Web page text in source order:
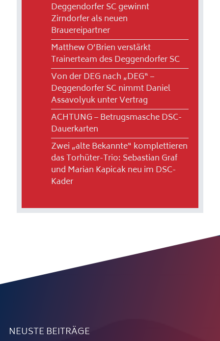
Deggendorfer SC gewinnt
Zirndorfer als neuen
Brauereipartner
Matthew O’Brien verstärkt
Trainerteam des Deggendorfer SC
Von der DEG nach „DEG“ –
Deggendorfer SC nimmt Daniel
Assavolyuk unter Vertrag
ACHTUNG – Betrugsmasche DSC-
Dauerkarten
Zwei „alte Bekannte“ komplettieren
das Torhüter-Trio: Sebastian Graf
und Marian Kapicak neu im DSC-
Kader
NEUSTE BEITRÄGE